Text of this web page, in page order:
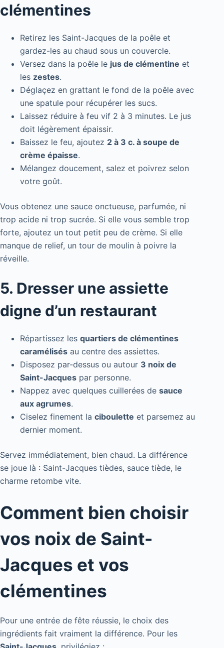
clémentines
Retirez les Saint-Jacques de la poêle et
gardez-les au chaud sous un couvercle.
Versez dans la poêle le jus de clémentine et
les zestes.
Déglaçez en grattant le fond de la poêle avec
une spatule pour récupérer les sucs.
Laissez réduire à feu vif 2 à 3 minutes. Le jus
doit légèrement épaissir.
Baissez le feu, ajoutez 2 à 3 c. à soupe de
crème épaisse.
Mélangez doucement, salez et poivrez selon
votre goût.
Vous obtenez une sauce onctueuse, parfumée, ni
trop acide ni trop sucrée. Si elle vous semble trop
forte, ajoutez un tout petit peu de crème. Si elle
manque de relief, un tour de moulin à poivre la
réveille.
5. Dresser une assiette
digne d’un restaurant
Répartissez les quartiers de clémentines
caramélisés au centre des assiettes.
Disposez par-dessus ou autour 3 noix de
Saint-Jacques par personne.
Nappez avec quelques cuillerées de sauce
aux agrumes.
Ciselez finement la ciboulette et parsemez au
dernier moment.
Servez immédiatement, bien chaud. La différence
se joue là : Saint-Jacques tièdes, sauce tiède, le
charme retombe vite.
Comment bien choisir
vos noix de Saint-
Jacques et vos
clémentines
Pour une entrée de fête réussie, le choix des
ingrédients fait vraiment la différence. Pour les